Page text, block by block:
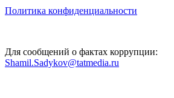
Политика конфиденциальности
Для сообщений о фактах коррупции:
Shamil.Sadykov@tatmedia.ru